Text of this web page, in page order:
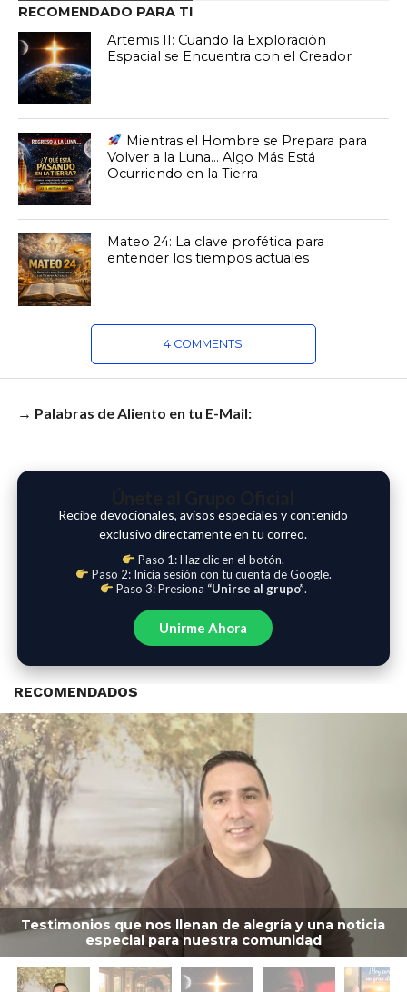
RECOMENDADO PARA TI
Artemis II: Cuando la Exploración
Espacial se Encuentra con el Creador
Mientras el Hombre se Prepara para
Volver a la Luna… Algo Más Está
Ocurriendo en la Tierra
Mateo 24: La clave profética para
entender los tiempos actuales
4 COMMENTS
→ Palabras de Aliento en tu E-Mail:
Recibe devocionales, avisos especiales y contenido
exclusivo directamente en tu correo.
Paso 1: Haz clic en el botón.
Paso 2: Inicia sesión con tu cuenta de Google.
Paso 3: Presiona “Unirse al grupo”.
Unirme Ahora
RECOMENDADOS
Testimonios que nos llenan de alegría y una noticia
especial para nuestra comunidad